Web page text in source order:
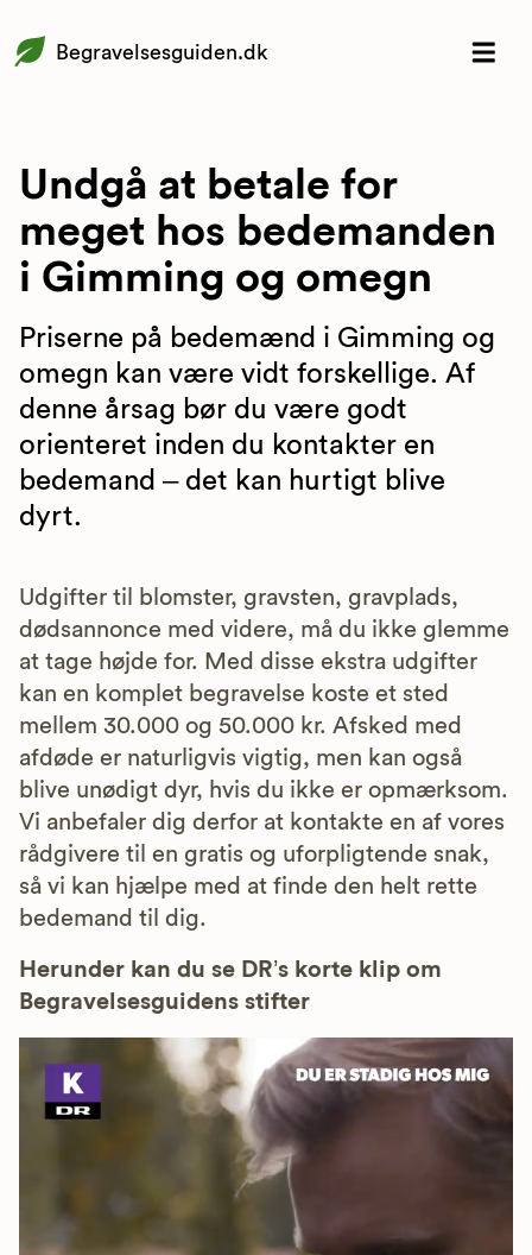
Begravelsesguiden.dk
Undgå at betale for
meget hos bedemanden
i Gimming og omegn
Priserne på bedemænd i Gimming og
omegn kan være vidt forskellige. Af
denne årsag bør du være godt
orienteret inden du kontakter en
bedemand – det kan hurtigt blive
dyrt.
Udgifter til blomster, gravsten, gravplads,
dødsannonce med videre, må du ikke glemme
at tage højde for. Med disse ekstra udgifter
kan en komplet begravelse koste et sted
mellem 30.000 og 50.000 kr. Afsked med
afdøde er naturligvis vigtig, men kan også
blive unødigt dyr, hvis du ikke er opmærksom.
Vi anbefaler dig derfor at kontakte en af vores
rådgivere til en gratis og uforpligtende snak,
så vi kan hjælpe med at finde den helt rette
bedemand til dig.
Herunder kan du se DR’s korte klip om
Begravelsesguidens stifter